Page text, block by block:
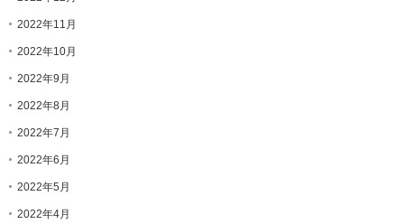
2022年11月
2022年10月
2022年9月
2022年8月
2022年7月
2022年6月
2022年5月
2022年4月